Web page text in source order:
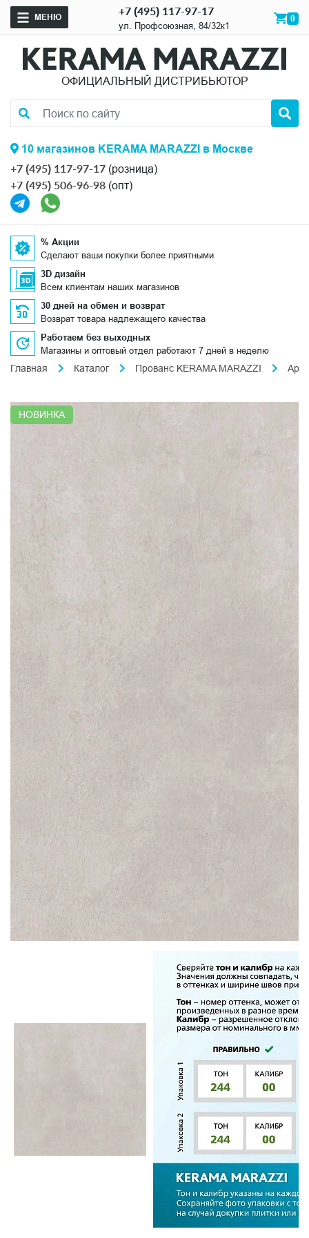
МЕНЮ +7 (495) 117-97-17
ул. Профсоюзная, 84/32к1
0
ОФИЦИАЛЬНЫЙ ДИСТРИБЬЮТОР
10 магазинов KERAMA MARAZZI в Москве
+7 (495) 117-97-17 (розница)
+7 (495) 506-96-98 (опт)
% Акции
Сделают ваши покупки более приятными
3D дизайн
Всем клиентам наших магазинов
30 дней на обмен и возврат
Возврат товара надлежащего качества
Работаем без выходных
Магазины и оптовый отдел работают 7 дней в неделю
Главная
Каталог Прованс KERAMA MARAZZI
НОВИНКА